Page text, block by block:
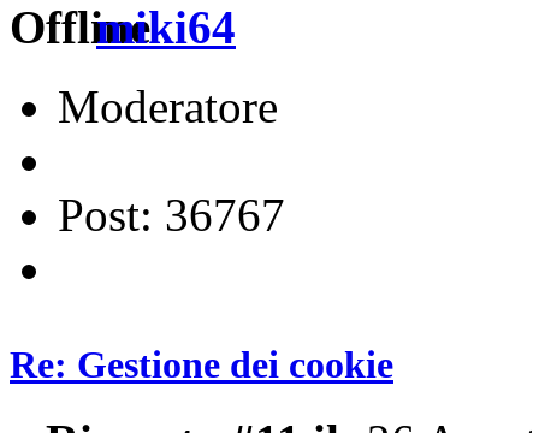
miki64
Moderatore
Post: 36767
Re: Gestione dei cookie